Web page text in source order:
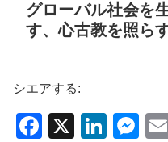
グローバル社会を
す、心古教を照ら
シエアする:
F
X
Li
M